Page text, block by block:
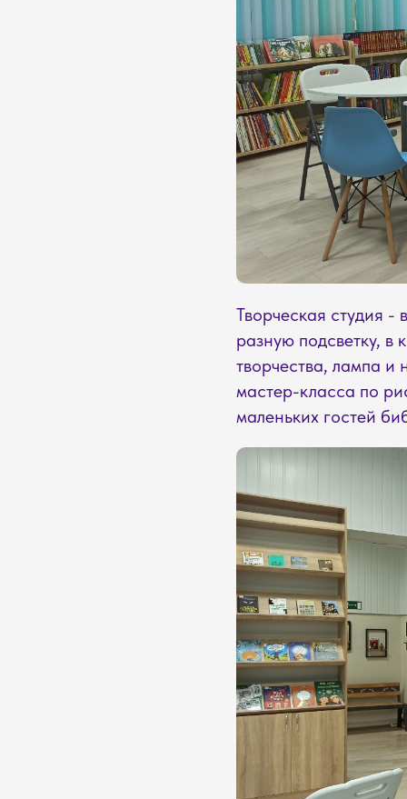
Творческая студия -
разную подсветку, в
творчества, лампа и
мастер-класса по
маленьких гостей